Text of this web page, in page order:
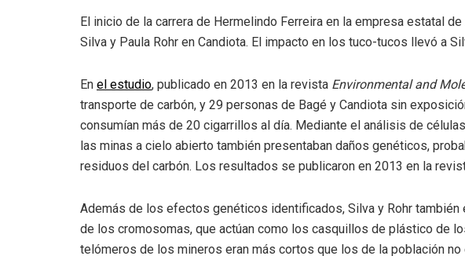
El inicio de la carrera de Hermelindo Ferreira en la empresa estatal
Silva y Paula Rohr en Candiota. El impacto en los tuco-tucos llevó a
En el estudio, publicado en 2013 en la revista Environmental and
transporte de carbón, y 29 personas de Bagé y Candiota sin
consumían más de 20 cigarrillos al día. Mediante el análisis de
las minas a cielo abierto también presentaban daños genéticos,
residuos del carbón. Los resultados se publicaron en 2013 en la
Además de los efectos genéticos identificados, Silva y Rohr también
de los cromosomas, que actúan como los casquillos de plástico de
telómeros de los mineros eran más cortos que los de la población